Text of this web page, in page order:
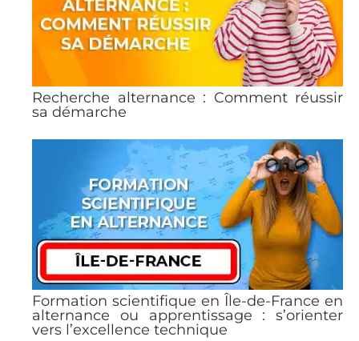
Recherche alternance : Comment réussir
sa démarche
Formation scientifique en Île-de-France en
alternance ou apprentissage : s’orienter
vers l’excellence technique